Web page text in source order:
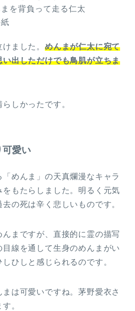
を背負って走る仁太
ました。 めんまが仁太に宛て
出しただけでも鳥肌が立ちま
しかったです。
可愛い
めんま」の天真爛漫なキャラ
をもたらしました。明るく元気
の死は辛く悲しいものです。
まですが、直接的に霊の描写
線を通して生身のめんまがい
ひしと感じられるのです。
は可愛いですね。茅野愛衣さ
。